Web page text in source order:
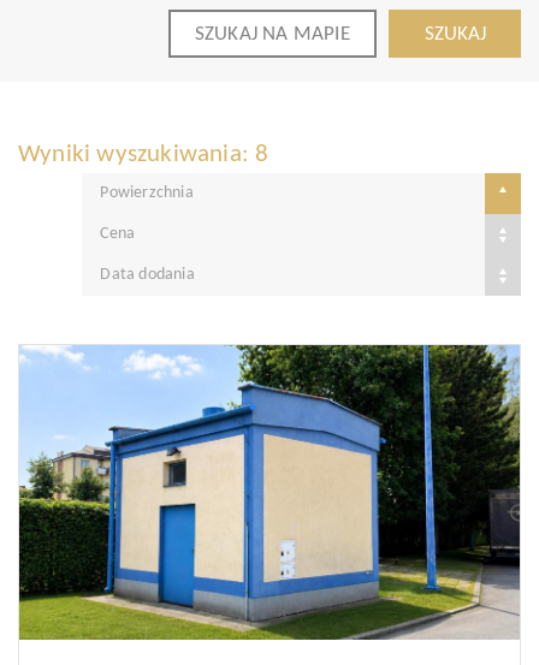
SZUKAJ NA MAPIE SZUKAJ
Wyniki wyszukiwania: 8
Powierzchnia
Cena
Data dodania